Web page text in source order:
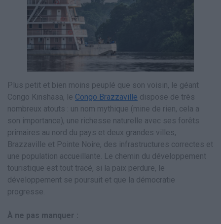
Plus petit et bien moins peuplé que son voisin, le géant
Congo Kinshasa, le Congo Brazzaville dispose de très
nombreux atouts : un nom mythique (mine de rien, cela a
son importance), une richesse naturelle avec ses forêts
primaires au nord du pays et deux grandes villes,
Brazzaville et Pointe Noire, des infrastructures correctes et
une population accueillante. Le chemin du développement
touristique est tout tracé, si la paix perdure, le
développement se poursuit et que la démocratie
progresse.
À ne pas manquer :